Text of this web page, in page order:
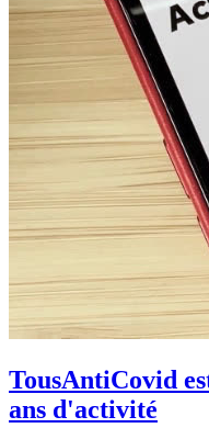
TousAntiCovid
ans d'activité